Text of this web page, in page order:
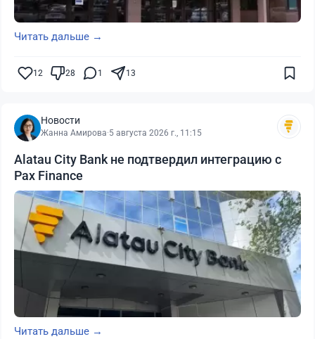
Читать дальше →
12 28 1 13
Новости
Жанна Амирова·5 августа 2026 г., 11:15
Alatau City Bank не подтвердил интеграцию с
Pax Finance
Читать дальше →